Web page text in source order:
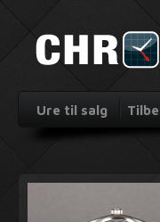
Ure til salg